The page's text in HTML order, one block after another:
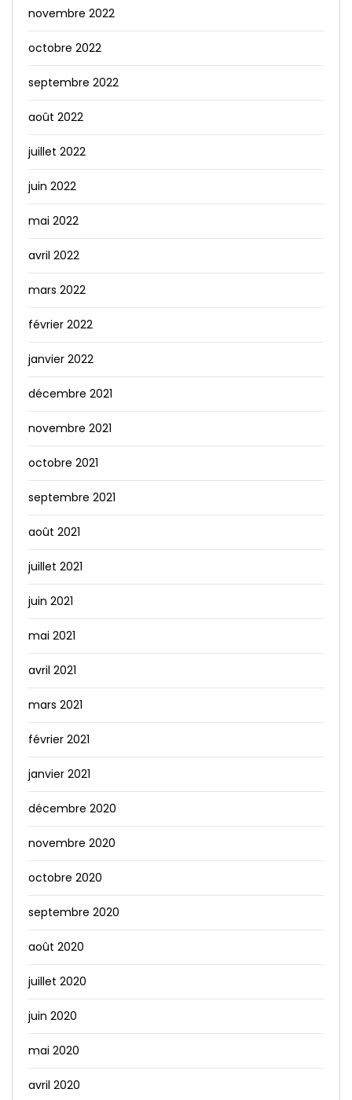
novembre 2022
octobre 2022
septembre 2022
août 2022
juillet 2022
juin 2022
mai 2022
avril 2022
mars 2022
février 2022
janvier 2022
décembre 2021
novembre 2021
octobre 2021
septembre 2021
août 2021
juillet 2021
juin 2021
mai 2021
avril 2021
mars 2021
février 2021
janvier 2021
décembre 2020
novembre 2020
octobre 2020
septembre 2020
août 2020
juillet 2020
juin 2020
mai 2020
avril 2020